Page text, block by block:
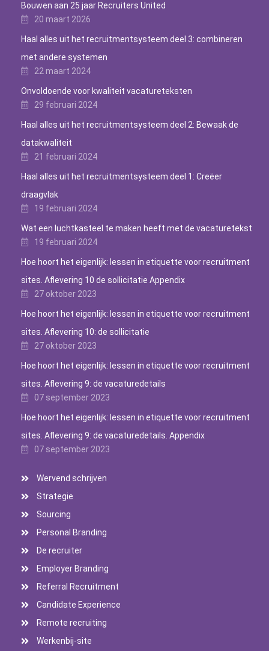
Bouwen aan 25 jaar Recruiters United
20 maart 2026
Haal alles uit het recruitmentsysteem deel 3: combineren
met andere systemen
22 maart 2024
Onvoldoende voor kwaliteit vacatureteksten
29 februari 2024
Haal alles uit het recruitmentsysteem deel 2: Bewaak de
datakwaliteit
21 februari 2024
Haal alles uit het recruitmentsysteem deel 1: Creëer
draagvlak
19 februari 2024
Wat een luchtkasteel te maken heeft met de vacaturetekst
19 februari 2024
Hoe hoort het eigenlijk: lessen in etiquette voor recruitment
sites. Aflevering 10 de sollicitatie Appendix
27 oktober 2023
Hoe hoort het eigenlijk: lessen in etiquette voor recruitment
sites. Aflevering 10: de sollicitatie
27 oktober 2023
Hoe hoort het eigenlijk: lessen in etiquette voor recruitment
sites. Aflevering 9: de vacaturedetails
07 september 2023
Hoe hoort het eigenlijk: lessen in etiquette voor recruitment
sites. Aflevering 9: de vacaturedetails. Appendix
07 september 2023
Wervend schrijven
Strategie
Sourcing
Personal Branding
De recruiter
Employer Branding
Referral Recruitment
Candidate Experience
Remote recruiting
Werkenbij-site